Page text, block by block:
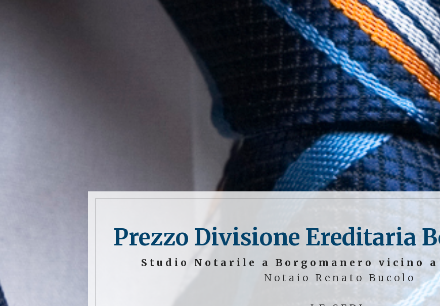
Prezzo Divisione Ereditaria
Studio Notarile a Borgomanero vicino
Notaio Renato Bucolo